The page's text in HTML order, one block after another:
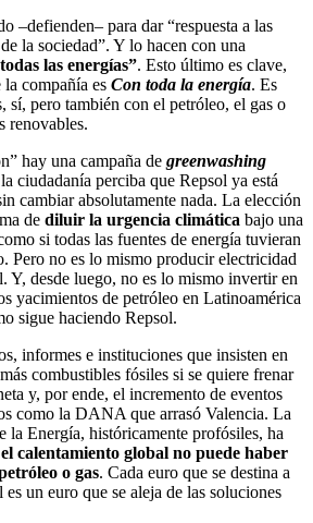
–defienden– para dar “respuesta a las
la sociedad”. Y lo hacen con una
las energías”. Esto último es clave,
compañía es Con toda la energía. Es
sí, pero también con el petróleo, el gas o
renovables.
hay una campaña de greenwashing
ciudadanía perciba que Repsol ya está
cambiar absolutamente nada. La elección
de diluir la urgencia climática bajo una
si todas las fuentes de energía tuvieran
Pero no es lo mismo producir electricidad
Y, desde luego, no es lo mismo invertir en
yacimientos de petróleo en Latinoamérica
sigue haciendo Repsol.
informes e instituciones que insisten en
combustibles fósiles si se quiere frenar
y, por ende, el incremento de eventos
como la DANA que arrasó Valencia. La
la Energía, históricamente profósiles, ha
calentamiento global no puede haber
o gas. Cada euro que se destina a
un euro que se aleja de las soluciones